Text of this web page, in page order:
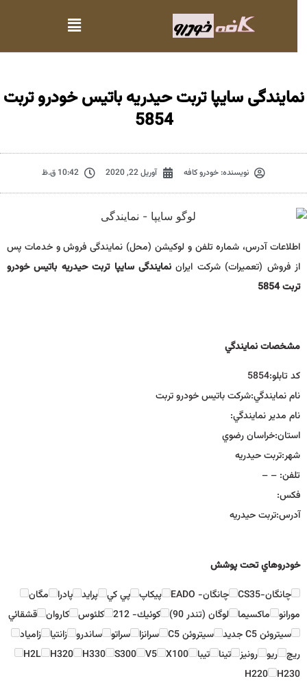
سایپا تربت حیدریه باتیس خودرو تربت
5854
نویسنده:خودرو کافه آوریل 22, 2020 10:42 ق.ظ
اطلاعات آدرس، شماره تلفن و لوکیشن (محل) نمایندگی فروش و خدمات پس
از فروش (تعمیرات) شرکت ایراننمایندگی سایپا تربت حیدریه باتیس خودرو
تربت 5854
مشخصات نمايندگي
كد تابلو:5854
نام نمايندگي:شرکت باتیس خودرو تربت
نام مدير نمايندگي:
استان:خراسان رضوي
شهر:تربت حيدريه
تلفن:– –
فكس:
آدرس:تربت حیدریه
خودروهاي تحت پوشش
چانگان-CS35
چانگان- EADO پيكاپ پي كي پرايد پادرا مگان
مورانو ماكسيما لوگان (تندر 90) كوئيك- 212 كلئوس كاروان قشقائي
سيتروئن C5 جديد
سيتروئن C5 سرانزا سراتو ساندرو زانتيا زامياد
ريچ ريو رونيز تينا تيبا X100
V5
S300
H330
H320
H2L
H230
H220